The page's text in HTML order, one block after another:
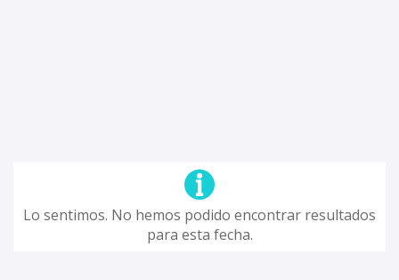
Lo sentimos. No hemos podido encontrar resultados
para esta fecha.